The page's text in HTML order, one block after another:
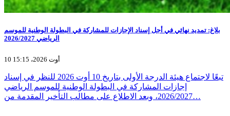
بلاغ: تمديد نهائي في أجل إسناد الإجازات للمشاركة في البطولة الوطنية للموسم
الرياضي 2026/2027
10 أوت 2026، 15:15
تبعًا لاجتماع هيئة الدرجة الأولى بتاريخ 10 أوت 2026 للنظر في إسناد
إجازات المشاركة في البطولة الوطنية للموسم الرياضي
2026/2027، وبعد الاطلاع على مطالب التأخير المقدمة من…